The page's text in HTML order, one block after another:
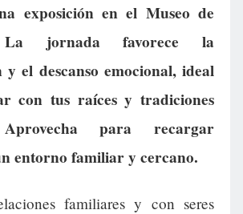
exposición en el Museo de
La jornada favorece la
y el descanso emocional, ideal
con tus raíces y tradiciones
para recargar
entorno familiar y cercano.
familiares y con seres